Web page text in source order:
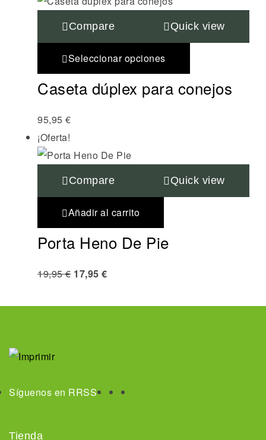
Compare Quick view
Seleccionar opciones
Caseta dúplex para conejos
95,95 €
¡Oferta!
Compare Quick view
Añadir al carrito
Porta Heno De Pie
19,95€ 17,95 €
Síguenos en RRSS
Tienda